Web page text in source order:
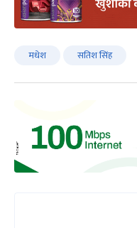
मधेश सतिश सिंह